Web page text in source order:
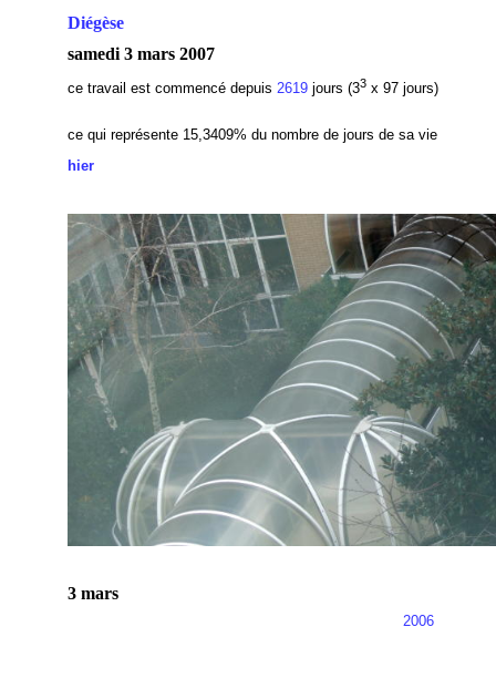
Diégèse
samedi 3 mars 2007
ce travail est commencé depuis 2619jours (33x 97 jours)
ce qui représente 15,3409% du nombre de jours de sa vie
hier
3 mars
2006